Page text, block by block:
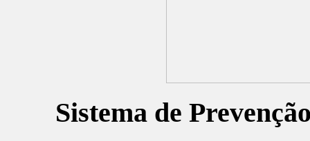
Sistema de